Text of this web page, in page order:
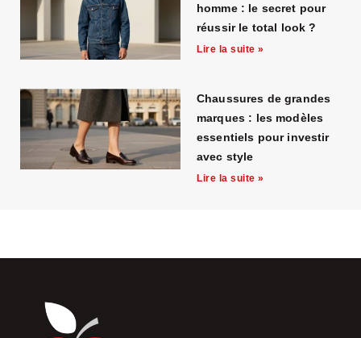
homme : le secret pour
réussir le total look ?
Lire la suite »
Chaussures de grandes
marques : les modèles
essentiels pour investir
avec style
Lire la suite »